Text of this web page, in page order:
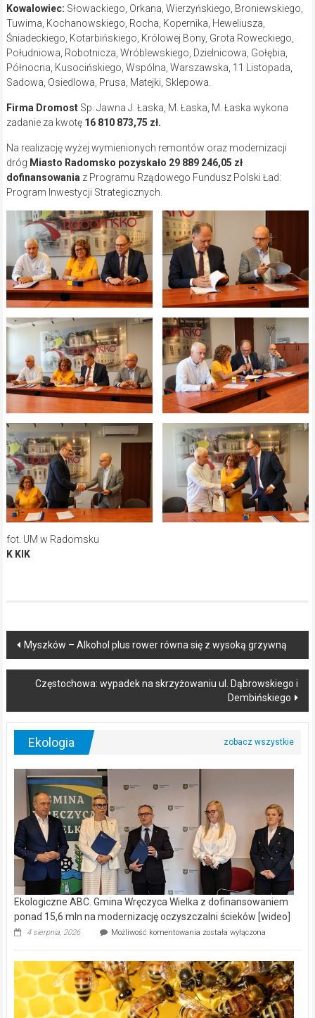
Kowalowiec: Słowackiego, Orkana, Wierzyńskiego, Broniewskiego,
Tuwima, Kochanowskiego, Rocha, Kopernika, Heweliusza,
Śniadeckiego, Kotarbińskiego, Królowej Bony, Grota Roweckiego,
Południowa, Robotnicza, Wróblewskiego, Dzielnicowa, Gołębia,
Północna, Kusocińskiego, Wspólna, Warszawska, 11 Listopada,
Sadowa, Osiedlowa, Prusa, Matejki, Sklepowa.
Firma Dromost Sp. Jawna J. Łaska, M. Łaska, M. Łaska wykona
zadanie za kwotę 16 810 873,75 zł.
Na realizację wyżej wymienionych remontów oraz modernizacji
dróg Miasto Radomsko pozyskało 29 889 246,05 zł
dofinansowania z Programu Rządowego Fundusz Polski Ład:
Program Inwestycji Strategicznych.
fot. UM w Radomsku
K KIK
Post
navigation
Myszków – Alkohol plus rower równa się z wysoką grzywną
Częstochowa: wypadek na skrzyżowaniu ul. Dąbrowskiego i
Dembińskiego
Ekologia
Ekologiczne ABC. Gmina Wręczyca Wielka z dofinansowaniem
ponad 15,6 mln na modernizację oczyszczalni ścieków [wideo]
4 sierpnia, 2026 Możliwość komentowania Ekologiczne
Wręczyca
Wielka
z
dofinansowaniem
ponad
została wyłączona